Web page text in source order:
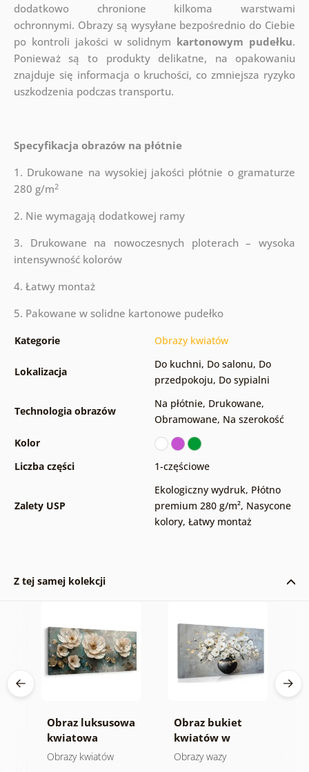
dodatkowo chronione kilkoma warstwami
ochronnymi. Obrazy są wysyłane bezpośrednio do Ciebie
po kontroli jakości w solidnym kartonowym pudełku.
Ponieważ są to produkty delikatne, na opakowaniu
znajduje się informacja o kruchości, co zmniejsza ryzyko
uszkodzenia podczas transportu.
Specyfikacja obrazów na płótnie
1. Drukowane na wysokiej jakości płótnie o gramaturze
280 g/m2
2. Nie wymagają dodatkowej ramy
3. Drukowane na nowoczesnych ploterach – wysoka
intensywność kolorów
4. Łatwy montaż
5. Pakowane w solidne kartonowe pudełko
Kategorie Obrazy kwiatów
Lokalizacja
Do kuchni, Do salonu, Do
przedpokoju, Do sypialni
Technologia obrazów
Na płótnie, Drukowane,
Obramowane, Na szerokość
Kolor
Liczba części
1-częściowe
Zalety USP
Ekologiczny wydruk, Płótno
premium 280 g/m², Nasycone
kolory, Łatwy montaż
Z tej samej kolekcji
Obraz luksusowa
kwiatowa
harmonia
Obrazy kwiatów
Obraz bukiet
kwiatów w
czarnej wazie
Obrazy wazy